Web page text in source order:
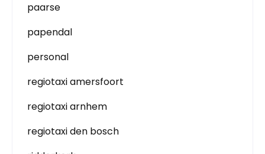
paarse
papendal
personal
regiotaxi amersfoort
regiotaxi arnhem
regiotaxi den bosch